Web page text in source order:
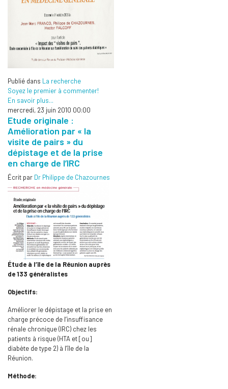
Publié dans La recherche
Soyez le premier à commenter!
En savoir plus...
mercredi, 23 juin 2010 00:00
Etude originale :
Amélioration par « la
visite de pairs » du
dépistage et de la prise
en charge de l’IRC
Écrit par Dr Philippe de Chazournes
Étude à l’île de la Réunion auprès
de 133 généralistes
Objectifs:
Améliorer le dépistage et la prise en
charge précoce de l’insuffisance
rénale chronique (IRC) chez les
patients à risque (HTA et [ou]
diabète de type 2) à l’île de la
Réunion.
Méthode: